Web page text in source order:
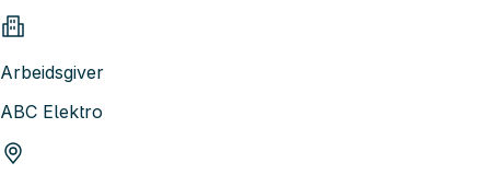
Arbeidsgiver
ABC Elektro